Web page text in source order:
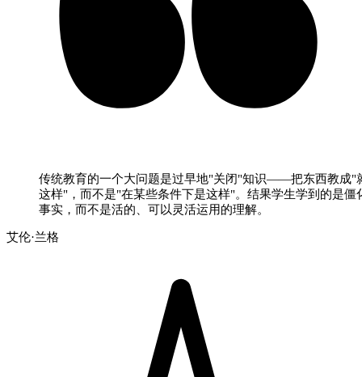
传统教育的一个大问题是过早地"关闭"知识——把东西教成"
这样"，而不是"在某些条件下是这样"。结果学生学到的是僵
事实，而不是活的、可以灵活运用的理解。
艾伦·兰格